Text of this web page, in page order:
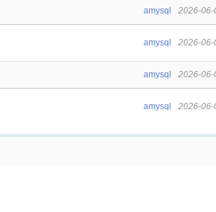
2026-06-
amysql
2026-06-
amysql
2026-06-
amysql
2026-06-
amysql